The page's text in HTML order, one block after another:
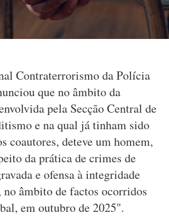
Contraterrorismo da Polícia
que no âmbito da
pela Secção Central de
e na qual já tinham sido
coautores, deteve um homem,
da prática de crimes de
e ofensa à integridade
âmbito de factos ocorridos
em outubro de 2025".